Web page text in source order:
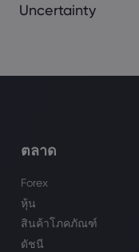
Uncertainty
ตลาด
Forex
หุ้น
สินค้าโภคภัณฑ์
ดัชนี